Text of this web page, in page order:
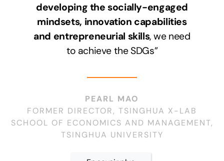
developing the socially-engaged
mindsets, innovation capabilities
and entrepreneurial skills, we need
to achieve the SDGs”
PEARL MAO
FORMER DIRECTOR, TSINGHUA X-LAB
SCHOOL OF ECONOMICS AND MANAGEMENT,
TSINGHUA UNIVERSITY